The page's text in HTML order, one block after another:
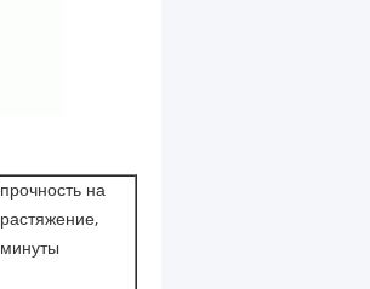
прочность на
растяжение,
минуты